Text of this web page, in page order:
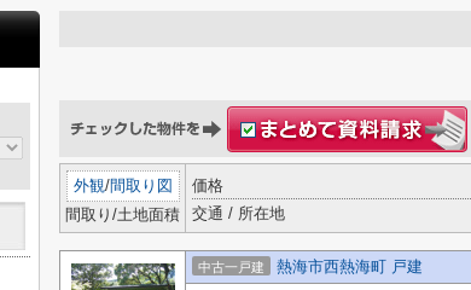
外観/間取り図
間取り/土地面積
価格
交通 / 所在地
中古一戸建 熱海市西熱海町 戸建